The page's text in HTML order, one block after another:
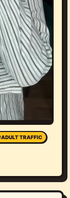
TRAFFIC